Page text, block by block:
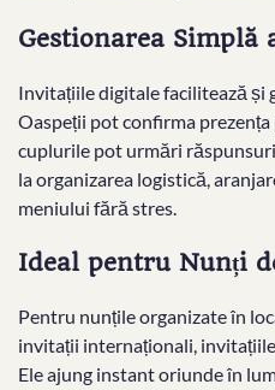
Gestionarea
Invitațiile digitale facilitează și
Oaspeții pot confirma
cuplurile pot urmări
la organizarea logistică,
meniului fără stres.
Ideal pentru Nunți
Pentru nunțile organizate în
invitații internaționali,
Ele ajung instant oriunde în